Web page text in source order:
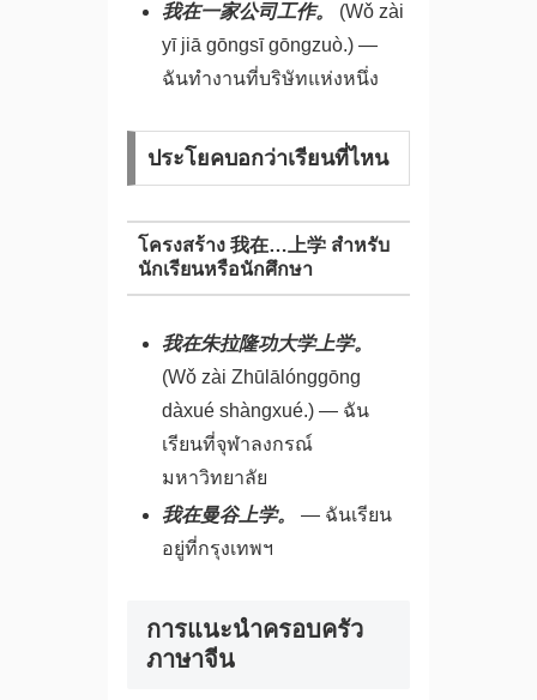
我在一家公司工作。
(Wǒ zài
yī jiā gōngsī gōngzuò.) —
ฉันทำงานที่บริษัทแห่งหนึ่ง
ประโยคบอกว่าเรียนที่ไหน
โครงสร้าง 我在…上学 สำหรับ
นักเรียนหรือนักศึกษา
我在朱拉隆功大学上学。
(Wǒ zài Zhūlālónggōng
dàxué shàngxué.) — ฉัน
เรียนที่จุฬาลงกรณ์
มหาวิทยาลัย
我在曼谷上学。
— ฉันเรียน
อยู่ที่กรุงเทพฯ
การแนะนำครอบครัว
ภาษาจีน